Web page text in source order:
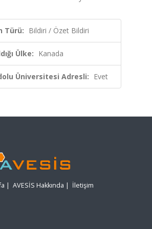
Türü: Bildiri / Özet Bildiri
Ülke: Kanada
Üniversitesi Adresli: Evet
| AVESİS Hakkında | İletişim